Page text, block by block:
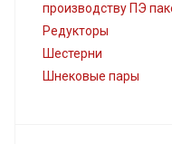
производству ПЭ
Редукторы
Шестерни
Шнековые пары